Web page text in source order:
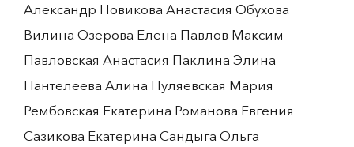
Александр Новикова Анастасия Обухова
Вилина Озерова Елена Павлов Максим
Павловская Анастасия Паклина Элина
Пантелеева Алина Пуляевская Мария
Рембовская Екатерина Романова Евгения
Сазикова Екатерина Сандыга Ольга